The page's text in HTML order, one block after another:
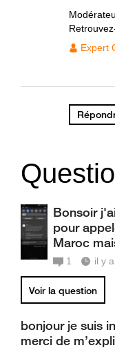
Expert
Bonsoir
pour
Maroc
1 il y
Voir la question
bonjour je suis
merci de